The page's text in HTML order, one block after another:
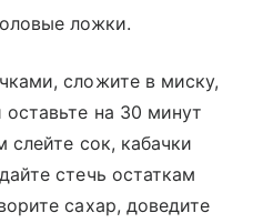
ложки.
сложите в миску,
на 30 минут
слейте сок, кабачки
стечь остаткам
сахар, доведите